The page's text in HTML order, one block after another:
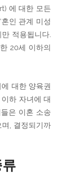
에 대한 모든
인 관계 미성
적용됩니다.
20세 이하의
대한 양육권
하 자녀에 대
은 이혼 소송
, 결정되기까